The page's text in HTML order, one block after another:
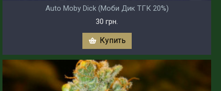
Auto Moby Dick (Моби Дик ТГК 20%)
30 грн.
Купить